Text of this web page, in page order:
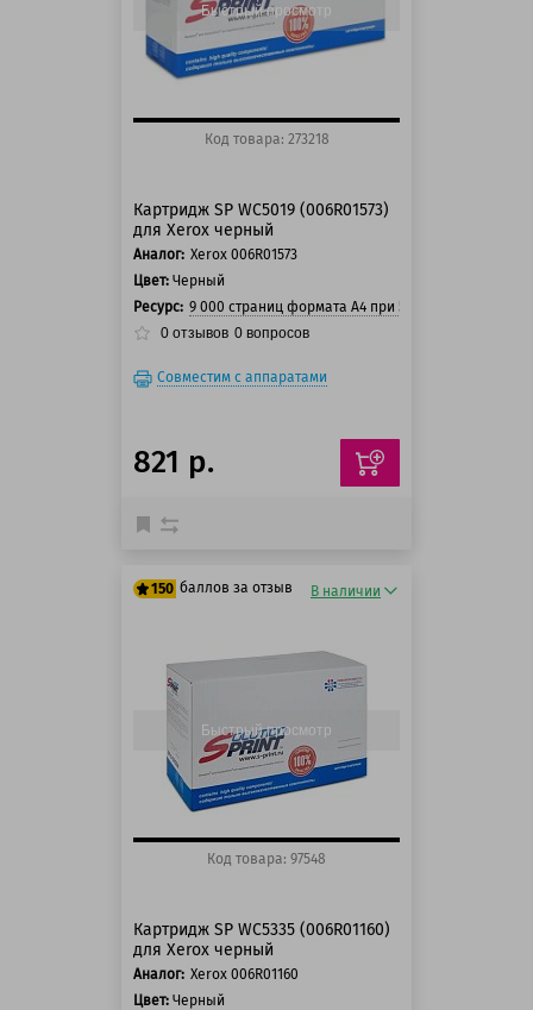
Быстрый просмотр
Код товара: 273218
Картридж SP WC5019 (006R01573)
для Xerox черный
Аналог: Xerox 006R01573
Цвет: Черный
Ресурс: 9 000 страниц формата А4 при 5% заполнении
0 отзывов 0 вопросов
Совместим с аппаратами
821 р.
150 баллов за отзыв
150 баллов
В наличии
Быстрый просмотр
Код товара: 97548
Картридж SP WC5335 (006R01160)
для Xerox черный
Аналог: Xerox 006R01160
Цвет: Черный